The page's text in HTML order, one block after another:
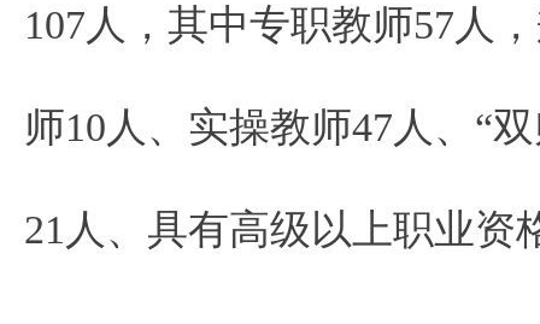
107人，其中专职教师57人
师10人、实操教师47人、“
21人、具有高级以上职业资